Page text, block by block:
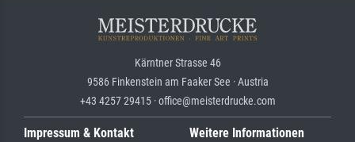
Kärntner Strasse 46
9586 Finkenstein am Faaker See · Austria
+43 4257 29415 · office@meisterdrucke.com
Impressum & Kontakt Weitere Informationen